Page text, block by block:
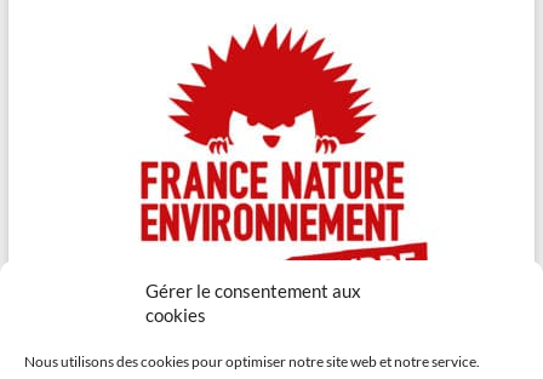
Gérer le consentement aux
cookies
Nous utilisons des cookies pour optimiser notre site web et notre service.